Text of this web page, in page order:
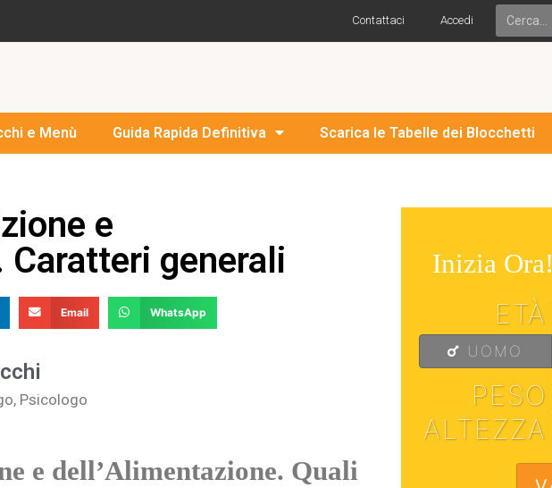
Contattaci Accedi
e Menù Guida Rapida Definitiva Scarica le Tabelle dei Blocchetti
e
Caratteri generali
Email WhatsApp
Psicologo
e dell’Alimentazione. Quali
Inizia Ora!
ETÀ
UOMO
PESO
ALTEZZA